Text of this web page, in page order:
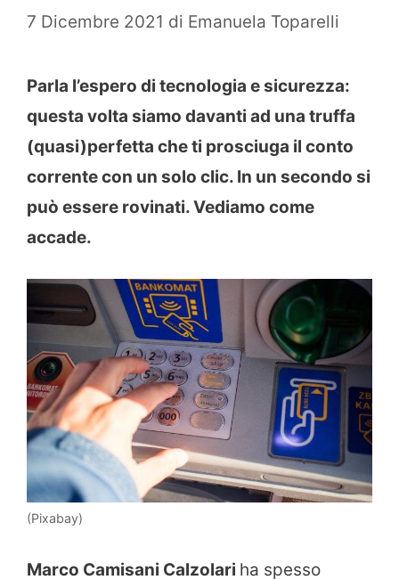
7 Dicembre 2021 di Emanuela Toparelli
Parla l’espero di tecnologia e sicurezza:
questa volta siamo davanti ad una truffa
(quasi)perfetta che ti prosciuga il conto
corrente con un solo clic. In un secondo si
può essere rovinati. Vediamo come
accade.
(Pixabay)
Marco Camisani Calzolari ha spesso